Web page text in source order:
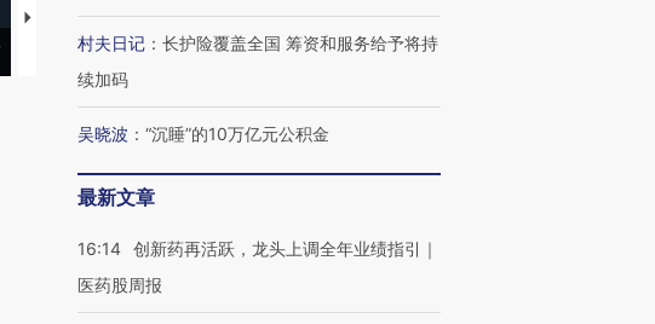
【推广】走进第四届链博
会，让数智科技“链”接产
【特别呈现】寻找100种
【商旅对话】华住集团
CFO：不靠规模取胜，华
村夫日记 ： 长护险覆盖全国 筹资和服务给予将持
续加码
吴晓波 ： “沉睡”的10万亿元公积金
最新文章
16:14 创新药再活跃，龙头上调全年业绩指引｜
医药股周报